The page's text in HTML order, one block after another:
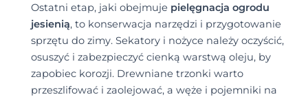
Ostatni etap, jaki obejmuje pielęgnacja ogrodu
jesienią, to konserwacja narzędzi i przygotowanie
sprzętu do zimy. Sekatory i nożyce należy oczyścić,
osuszyć i zabezpieczyć cienką warstwą oleju, by
zapobiec korozji. Drewniane trzonki warto
przeszlifować i zaolejować, a węże i pojemniki na